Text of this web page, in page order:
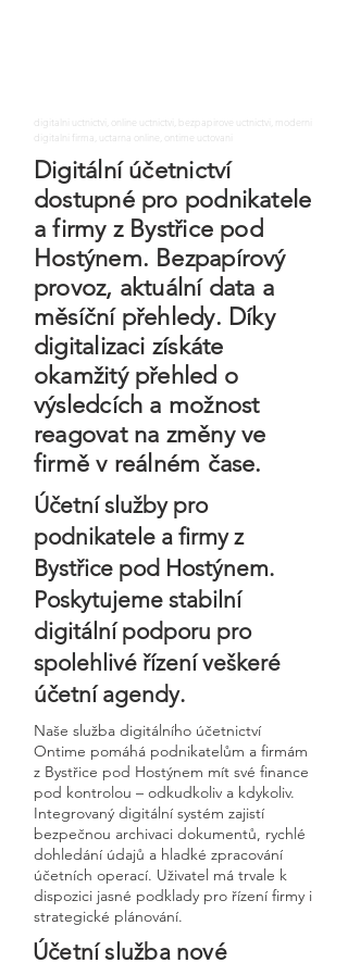
digitalni uctnictvi, online uctnictvi, bezpapirove uctnictvi, moderni
digitalni firma, uctarna online, ontime uctovani
Digitální účetnictví
dostupné pro podnikatele
a firmy z Bystřice pod
Hostýnem. Bezpapírový
provoz, aktuální data a
měsíční přehledy. Díky
digitalizaci získáte
okamžitý přehled o
výsledcích a možnost
reagovat na změny ve
firmě v reálném čase.
Účetní služby pro
podnikatele a firmy z
Bystřice pod Hostýnem.
Poskytujeme stabilní
digitální podporu pro
spolehlivé řízení veškeré
účetní agendy.
Naše služba digitálního účetnictví
Ontime pomáhá podnikatelům a firmám
z Bystřice pod Hostýnem mít své finance
pod kontrolou – odkudkoliv a kdykoliv.
Integrovaný digitální systém zajistí
bezpečnou archivaci dokumentů, rychlé
dohledání údajů a hladké zpracování
účetních operací. Uživatel má trvale k
dispozici jasné podklady pro řízení firmy i
strategické plánování.
Účetní služba nové